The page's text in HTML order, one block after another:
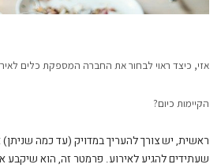
אזי, כיצד ראוי לבחור את החברה המספקת כלים
הקיימות כיום?
ראשית, יש צורך להעריך במדויק (עד כמה
שעתידים להגיע לאירוע. פרמטר זה, הוא